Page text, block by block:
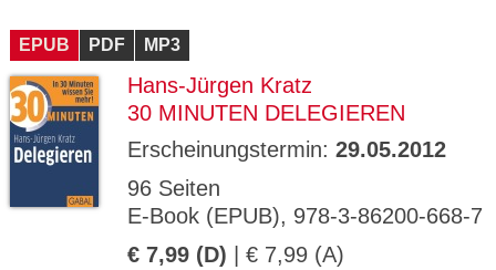
EPUB PDF MP3
Hans-Jürgen Kratz
30 MINUTEN DELEGIEREN
Erscheinungstermin: 29.05.2012
96 Seiten
E-Book (EPUB), 978-3-86200-668-7
€ 7,99 (D) | € 7,99 (A)